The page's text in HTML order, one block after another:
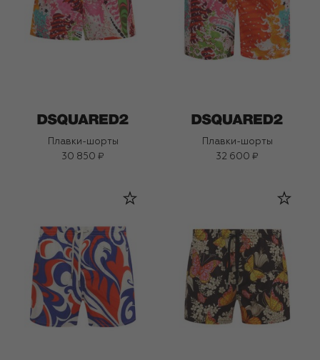
Плавки-шорты
30 850 ₽
Плавки-шорты
32 600 ₽